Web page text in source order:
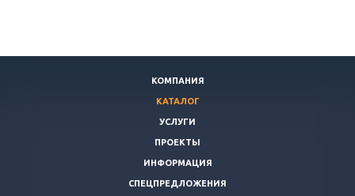
КОМПАНИЯ
КАТАЛОГ
УСЛУГИ
ПРОЕКТЫ
ИНФОРМАЦИЯ
СПЕЦПРЕДЛОЖЕНИЯ